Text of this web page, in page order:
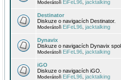
Moderátoři EiFeL96 jacktalking
Destinator
Diskuze o navigacích Destinator.
Moderátoři EiFeL96 jacktalking
Dynavix
Diskuze o navigacích Dynavix
Moderátoři EiFeL96 jacktalking
iGO
Diskuze o navigacích iGO.
Moderátoři EiFeL96 jacktalking